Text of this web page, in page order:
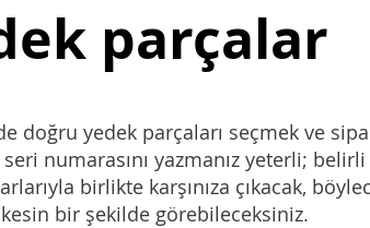
parçalar
doğru yedek parçaları seçmek ve
numarasını yazmanız yeterli;
birlikte karşınıza çıkacak,
bir şekilde görebileceksiniz.